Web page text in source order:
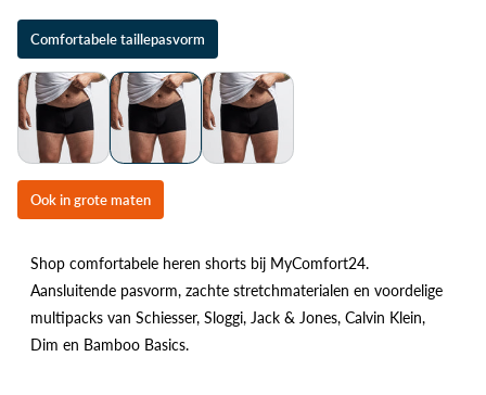
Comfortabele taillepasvorm
Ook in grote maten
Shop comfortabele heren shorts bij MyComfort24.
Aansluitende pasvorm, zachte stretchmaterialen en voordelige
multipacks van Schiesser, Sloggi, Jack & Jones, Calvin Klein,
Dim en Bamboo Basics.